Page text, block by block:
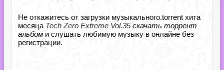
Не откажитесь от загрузки музыкального.torrent хита
месяца Tech Zero Extreme Vol.35скачать торрент
альбом и слушать любимую музыку в онлайне без
регистрации.